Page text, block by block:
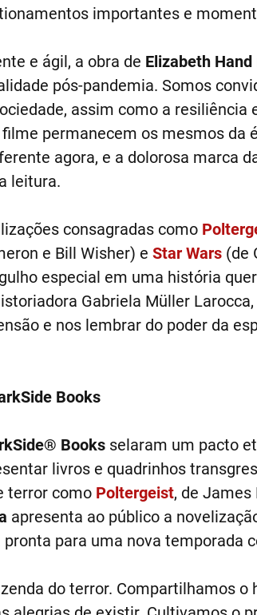
importantes e
e ágil, a obra de Elizabeth Hand
pós-pandemia. Somos
assim como a resiliência
permanecem os mesmos da
agora, e a dolorosa marca
leitura.
consagradas como
e Bill Wisher) e Star Wars(de
especial em uma história
Gabriela Müller
e nos lembrar do poder da
Books
Booksselaram um pacto
livros e quadrinhos
terror como Poltergeist, de James
apresenta ao público a
para uma nova temporada
do terror. Compartilhamos o